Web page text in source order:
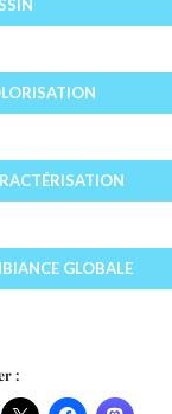
GLOBALE
: